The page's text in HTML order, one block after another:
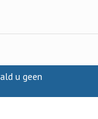
u geen